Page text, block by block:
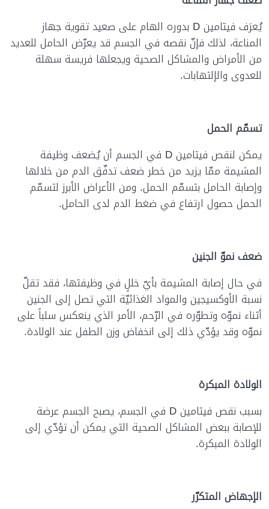
يُعرَف فيتامين D بدوره الهام على صعيد تقوية جهاز
المناعة، لذلك فإنّ نقصه في الجسم قد يعرّض الحامل للعديد
من الأمراض والمشاكل الصحية ويجعلها فريسة سهلة
للعدوى والإلتهابات.
تسمّم الحمل
يمكن لنقص فيتامين D في الجسم أن يُضعف وظيفة
المشيمة ممّا يزيد من خطر ضعف تدفّق الدم من خلالها
وإصابة الحامل بتسمّم الحمل. ومن الأعراض الأبرز لتسمّم
الحمل حصول ارتفاع في ضغط الدم لدى الحامل.
ضعف نموّ الجنين
في حال إصابة المشيمة بأيّ خللٍ في وظيفتها، فقد تقلّ
نسبة الأوكسيجين والمواد الغذائيّة التي تصل إلى الجنين
أثناء نموّه وتطوّره في الرّحم، الأمر الذي ينعكس سلباً على
نموّه وقد يؤدّي ذلك إلى انخفاض وزن الطفل عند الولادة.
الولادة المبكرة
بسبب نقص فيتامين D في الجسم، يصبح الجسم عرضة
للإصابة ببعض المشاكل الصحية التي يمكن أن تؤدّي إلى
الولادة المبكرة.
الإجهاض المتكرّر